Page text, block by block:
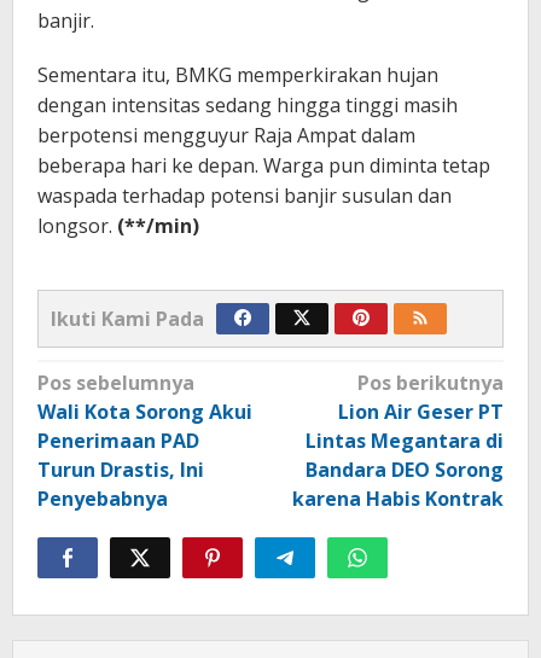
banjir.
Sementara itu, BMKG memperkirakan hujan
dengan intensitas sedang hingga tinggi masih
berpotensi mengguyur Raja Ampat dalam
beberapa hari ke depan. Warga pun diminta tetap
waspada terhadap potensi banjir susulan dan
longsor. (**/min)
Ikuti Kami Pada
Navigasi
pos
Pos sebelumnya
Wali Kota Sorong Akui
Penerimaan PAD
Turun Drastis, Ini
Penyebabnya
Pos berikutnya
Lion Air Geser PT
Lintas Megantara di
Bandara DEO Sorong
karena Habis Kontrak